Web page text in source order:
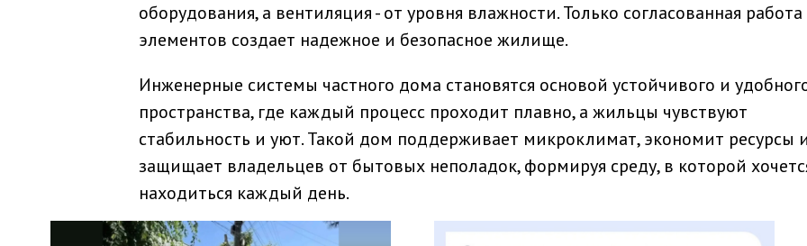
оборудования, а вентиляция - от уровня влажности. Только согласованная работа
элементов создает надежное и безопасное жилище.
Инженерные системы частного дома становятся основой устойчивого и
пространства, где каждый процесс проходит плавно, а жильцы чувствуют
стабильность и уют. Такой дом поддерживает микроклимат, экономит ресурсы и
защищает владельцев от бытовых неполадок, формируя среду, в которой
находиться каждый день.